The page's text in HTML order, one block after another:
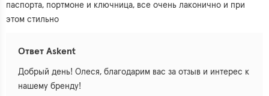
паспорта, портмоне и ключница, все очень лаконично и при
этом стильно
Ответ Askent
Добрый день! Олеся, благодарим вас за отзыв и интерес к
нашему бренду!